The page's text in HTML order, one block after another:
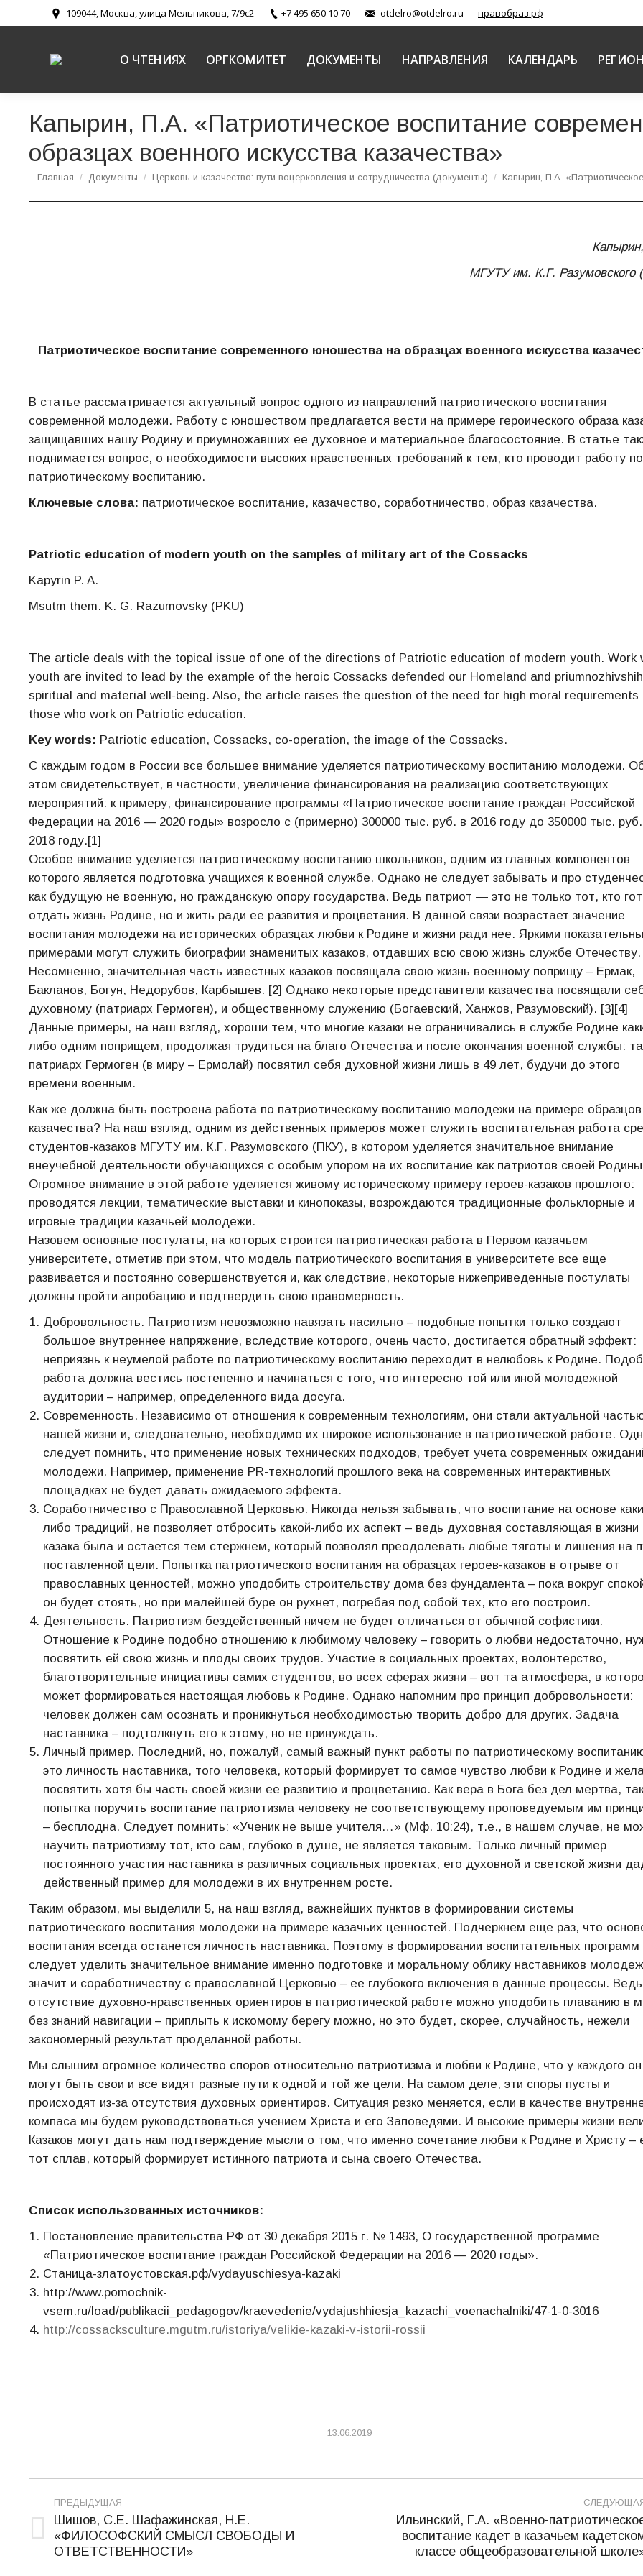
109044, Москва, улица Мельникова, 7/9с2 +7 495 650 10 70 otdelro@otdelro.ru правобраз.рф
О ЧТЕНИЯХ ОРГКОМИТЕТ ДОКУМЕНТЫ НАПРАВЛЕНИЯ КАЛЕНДАРЬ
Капырин, П.А. «Патриотическое воспитание
образцах военного искусства казачества»
Вы здесь:
Главная Документы Церковь и казачество: пути воцерковления и сотрудничества (документы) Капырин, П.А.
МГУТУ им. К.Г. Разумовского
Патриотическое воспитание современного юношества на образцах военного искусства
В статье рассматривается актуальный вопрос одного из направлений патриотического воспитания
современной молодежи. Работу с юношеством предлагается вести на примере героического образа
защищавших нашу Родину и приумножавших ее духовное и материальное благосостояние. В статье
поднимается вопрос, о необходимости высоких нравственных требований к тем, кто проводит работу по
патриотическому воспитанию.
Ключевые слова: патриотическое воспитание, казачество, соработничество, образ казачества.
Patriotic education of modern youth on the samples of military art of the Cossacks
Kapyrin P. A.
Msutm them. K. G. Razumovsky (PKU)
The article deals with the topical issue of one of the directions of Patriotic education of modern youth. Work
youth are invited to lead by the example of the heroic Cossacks defended our Homeland and
spiritual and material well-being. Also, the article raises the question of the need for high moral requirements
those who work on Patriotic education.
Key words: Patriotic education, Cossacks, co-operation, the image of the Cossacks.
С каждым годом в России все большее внимание уделяется патриотическому воспитанию молодежи.
этом свидетельствует, в частности, увеличение финансирования на реализацию соответствующих
мероприятий: к примеру, финансирование программы «Патриотическое воспитание граждан Российской
Федерации на 2016 — 2020 годы» возросло с (примерно) 300000 тыс. руб. в 2016 году до 350000 тыс.
2018 году.[1]
Особое внимание уделяется патриотическому воспитанию школьников, одним из главных компонентов
которого является подготовка учащихся к военной службе. Однако не следует забывать и про
как будущую не военную, но гражданскую опору государства. Ведь патриот — это не только тот, кто
отдать жизнь Родине, но и жить ради ее развития и процветания. В данной связи возрастает значение
воспитания молодежи на исторических образцах любви к Родине и жизни ради нее. Яркими
примерами могут служить биографии знаменитых казаков, отдавших всю свою жизнь службе Отечеству.
Несомненно, значительная часть известных казаков посвящала свою жизнь военному поприщу – Ермак,
Бакланов, Богун, Недорубов, Карбышев. [2] Однако некоторые представители казачества посвящали
духовному (патриарх Гермоген), и общественному служению (Богаевский, Ханжов, Разумовский). [3][4]
Данные примеры, на наш взгляд, хороши тем, что многие казаки не ограничивались в службе Родине
либо одним поприщем, продолжая трудиться на благо Отечества и после окончания военной службы:
патриарх Гермоген (в миру – Ермолай) посвятил себя духовной жизни лишь в 49 лет, будучи до этого
времени военным.
Как же должна быть построена работа по патриотическому воспитанию молодежи на примере образцов
казачества? На наш взгляд, одним из действенных примеров может служить воспитательная работа
студентов-казаков МГУТУ им. К.Г. Разумовского (ПКУ), в котором уделяется значительное внимание
внеучебной деятельности обучающихся с особым упором на их воспитание как патриотов своей
Огромное внимание в этой работе уделяется живому историческому примеру героев-казаков прошлого:
проводятся лекции, тематические выставки и кинопоказы, возрождаются традиционные фольклорные и
игровые традиции казачьей молодежи.
Назовем основные постулаты, на которых строится патриотическая работа в Первом казачьем
университете, отметив при этом, что модель патриотического воспитания в университете все еще
развивается и постоянно совершенствуется и, как следствие, некоторые нижеприведенные постулаты
должны пройти апробацию и подтвердить свою правомерность.
Добровольность. Патриотизм невозможно навязать насильно – подобные попытки только создают
большое внутреннее напряжение, вследствие которого, очень часто, достигается обратный эффект:
неприязнь к неумелой работе по патриотическому воспитанию переходит в нелюбовь к Родине.
работа должна вестись постепенно и начинаться с того, что интересно той или иной молодежной
аудитории – например, определенного вида досуга.
Современность. Независимо от отношения к современным технологиям, они стали актуальной
нашей жизни и, следовательно, необходимо их широкое использование в патриотической работе.
следует помнить, что применение новых технических подходов, требует учета современных
молодежи. Например, применение PR-технологий прошлого века на современных интерактивных
площадках не будет давать ожидаемого эффекта.
Соработничество с Православной Церковью. Никогда нельзя забывать, что воспитание на основе
либо традиций, не позволяет отбросить какой-либо их аспект – ведь духовная составляющая в жизни
казака была и остается тем стержнем, который позволял преодолевать любые тяготы и лишения на
поставленной цели. Попытка патриотического воспитания на образцах героев-казаков в отрыве от
православных ценностей, можно уподобить строительству дома без фундамента – пока вокруг
он будет стоять, но при малейшей буре он рухнет, погребая под собой тех, кто его построил.
Деятельность. Патриотизм бездейственный ничем не будет отличаться от обычной софистики.
Отношение к Родине подобно отношению к любимому человеку – говорить о любви недостаточно,
посвятить ей свою жизнь и плоды своих трудов. Участие в социальных проектах, волонтерство,
благотворительные инициативы самих студентов, во всех сферах жизни – вот та атмосфера, в
может формироваться настоящая любовь к Родине. Однако напомним про принцип добровольности:
человек должен сам осознать и проникнуться необходимостью творить добро для других. Задача
наставника – подтолкнуть его к этому, но не принуждать.
Личный пример. Последний, но, пожалуй, самый важный пункт работы по патриотическому
это личность наставника, того человека, который формирует то самое чувство любви к Родине и
посвятить хотя бы часть своей жизни ее развитию и процветанию. Как вера в Бога без дел мертва,
попытка поручить воспитание патриотизма человеку не соответствующему проповедуемым им
– бесплодна. Следует помнить: «Ученик не выше учителя…» (Мф. 10:24), т.е., в нашем случае, не
научить патриотизму тот, кто сам, глубоко в душе, не является таковым. Только личный пример
постоянного участия наставника в различных социальных проектах, его духовной и светской жизни
действенный пример для молодежи в их внутреннем росте.
Таким образом, мы выделили 5, на наш взгляд, важнейших пунктов в формировании системы
патриотического воспитания молодежи на примере казачьих ценностей. Подчеркнем еще раз, что
воспитания всегда останется личность наставника. Поэтому в формировании воспитательных программ
следует уделить значительное внимание именно подготовке и моральному облику наставников
значит и соработничеству с православной Церковью – ее глубокого включения в данные процессы. Ведь
отсутствие духовно-нравственных ориентиров в патриотической работе можно уподобить плаванию в
без знаний навигации – приплыть к искомому берегу можно, но это будет, скорее, случайность, нежели
закономерный результат проделанной работы.
Мы слышим огромное количество споров относительно патриотизма и любви к Родине, что у каждого он
могут быть свои и все видят разные пути к одной и той же цели. На самом деле, эти споры пусты и
происходят из-за отсутствия духовных ориентиров. Ситуация резко меняется, если в качестве
компаса мы будем руководствоваться учением Христа и его Заповедями. И высокие примеры жизни
Казаков могут дать нам подтверждение мысли о том, что именно сочетание любви к Родине и Христу –
тот сплав, который формирует истинного патриота и сына своего Отечества.
Список использованных источников:
Постановление правительства РФ от 30 декабря 2015 г. № 1493, О государственной программе
«Патриотическое воспитание граждан Российской Федерации на 2016 — 2020 годы».
Станица-златоустовская.рф/vydayuschiesya-kazaki
http://www.pomochnik-
vsem.ru/load/publikacii_pedagogov/kraevedenie/vydajushhiesja_kazachi_voenachalniki/47-1-0-3016
http://cossacksculture.mgutm.ru/istoriya/velikie-kazaki-v-istorii-rossii
13.06.2019
Навигация
по
записям
ПРЕДЫДУЩАЯ
Предыдущая
запись:
Шишов, С.Е. Шафажинская, Н.Е.
«ФИЛОСОФСКИЙ СМЫСЛ СВОБОДЫ И
ОТВЕТСТВЕННОСТИ»
Следующая
Ильинский, Г.А. «Военно-
воспитание кадет в казачьем
классе общеобразовательной